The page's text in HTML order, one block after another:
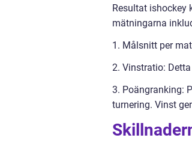
Resultat ishockey
mätningarna
1. Målsnitt per
2. Vinstratio:
3. Poängranking:
turnering. Vinst